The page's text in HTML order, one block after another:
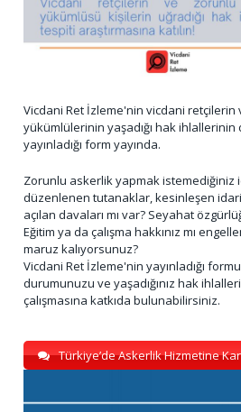
Vicdani Ret İzleme'nin vicdani
yükümlülerinin yaşadığı hak
yayınladığı form yayında.
Zorunlu askerlik yapmak istemediğiniz
düzenlenen tutanaklar, kesinleşen
açılan davaları mı var? Seyahat
Eğitim ya da çalışma hakkınız mı
maruz kalıyorsunuz?
Vicdani Ret İzleme'nin yayınladığı
durumunuzu ve yaşadığınız hak
çalışmasına katkıda bulunabilirsiniz.
Türkiye’de Askerlik Hizmetine